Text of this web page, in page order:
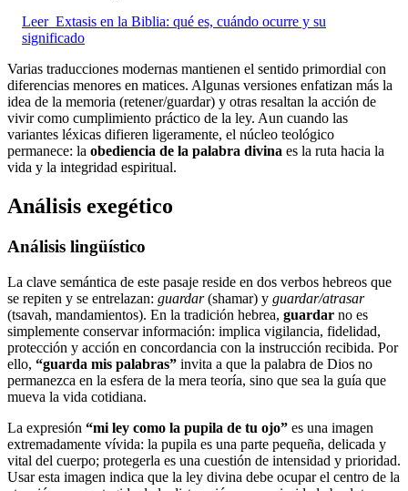
Leer Extasis en la Biblia: qué es, cuándo ocurre y su
significado
Varias traducciones modernas mantienen el sentido primordial con
diferencias menores en matices. Algunas versiones enfatizan más la
idea de la memoria (retener/guardar) y otras resaltan la acción de
vivir como cumplimiento práctico de la ley. Aun cuando las
variantes léxicas difieren ligeramente, el núcleo teológico
permanece: la obediencia de la palabra divina es la ruta hacia la
vida y la integridad espiritual.
Análisis exegético
Análisis lingüístico
La clave semántica de este pasaje reside en dos verbos hebreos que
se repiten y se entrelazan: guardar(shamar) y guardar/atrasar
(tsavah, mandamientos). En la tradición hebrea, guardar no es
simplemente conservar información: implica vigilancia, fidelidad,
protección y acción en concordancia con la instrucción recibida. Por
ello, “guarda mis palabras” invita a que la palabra de Dios no
permanezca en la esfera de la mera teoría, sino que sea la guía que
mueva la vida cotidiana.
La expresión “mi ley como la pupila de tu ojo” es una imagen
extremadamente vívida: la pupila es una parte pequeña, delicada y
vital del cuerpo; protegerla es una cuestión de intensidad y prioridad.
Usar esta imagen indica que la ley divina debe ocupar el centro de la